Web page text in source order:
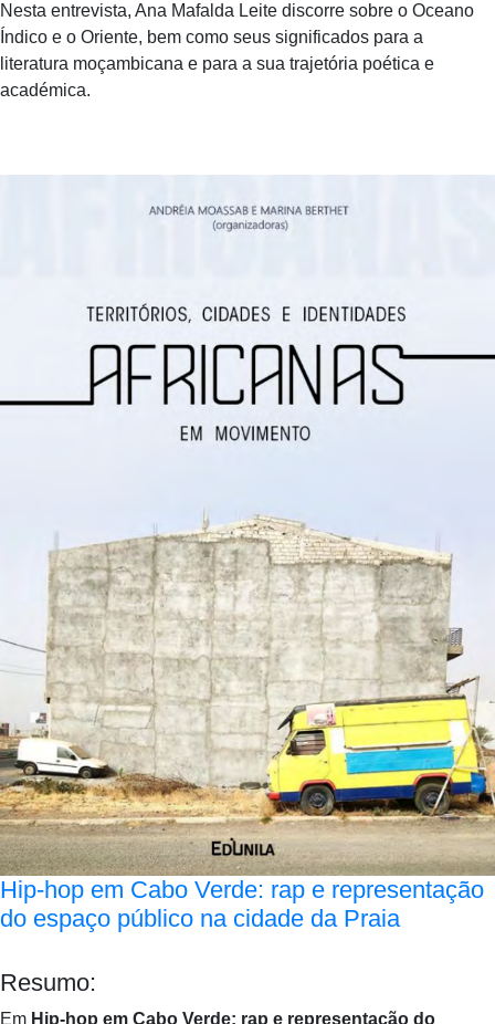
Nesta entrevista, Ana Mafalda Leite discorre sobre o Oceano
Índico e o Oriente, bem como seus significados para a
literatura moçambicana e para a sua trajetória poética e
académica.
Hip-hop em Cabo Verde: rap e representação
do espaço público na cidade da Praia
Resumo:
Em Hip-hop em Cabo Verde: rap e representação do